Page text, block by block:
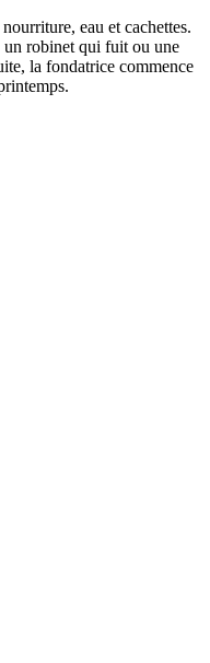
eau et cachettes.
un robinet qui fuit ou une
la fondatrice commence